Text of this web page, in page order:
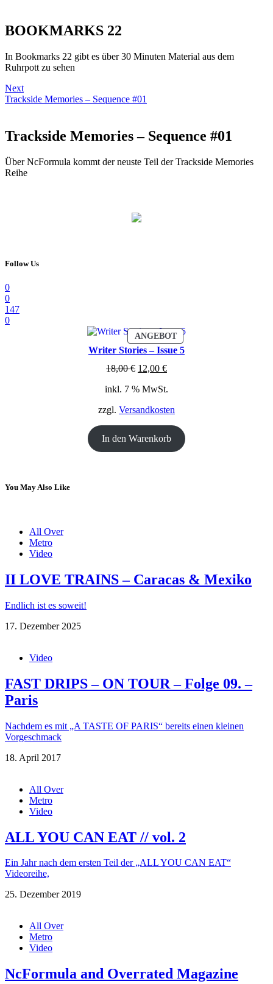
BOOKMARKS 22
In Bookmarks 22 gibt es über 30 Minuten Material aus dem
Ruhrpott zu sehen
Next
Trackside Memories – Sequence #01
Trackside Memories – Sequence #01
Über NcFormula kommt der neuste Teil der Trackside Memories
Reihe
Follow Us
0
0
147
0
ANGEBOTPRODUKT
IM
ANGEBOT
Writer Stories – Issue 5
18,00€ Ursprünglicher
war:
12,00 €Aktueller
ist:
inkl. 7 % MwSt.
zzgl. Versandkosten
In den Warenkorb
You May Also Like
All Over
Metro
Video
II LOVE TRAINS – Caracas & Mexiko
Endlich ist es soweit!
17. Dezember 2025
Video
FAST DRIPS – ON TOUR – Folge 09. –
Paris
Nachdem es mit „A TASTE OF PARIS“ bereits einen kleinen
Vorgeschmack
18. April 2017
All Over
Metro
Video
ALL YOU CAN EAT // vol. 2
Ein Jahr nach dem ersten Teil der „ALL YOU CAN EAT“
Videoreihe,
25. Dezember 2019
All Over
Metro
Video
NcFormula and Overrated Magazine